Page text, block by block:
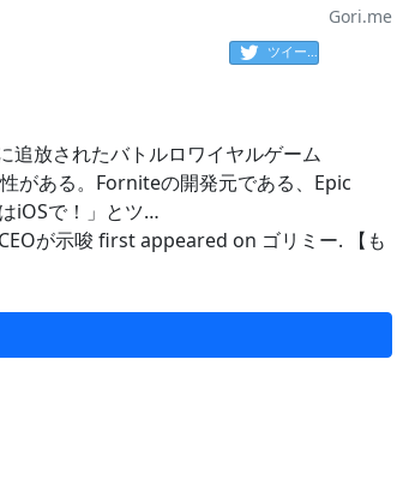
Gori.me
ツイート
放されたバトルロワイヤルゲーム
がある。Forniteの開発元である、Epic
iOSで！」とツ…
が示唆 first appeared on ゴリミー. 【も